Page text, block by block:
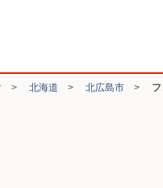
> 北海道 > 北広島市 >